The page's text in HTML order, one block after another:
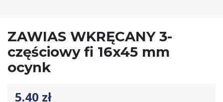
ZAWIAS WKRĘCANY 3-
częściowy fi 16x45 mm
ocynk
5.40 zł